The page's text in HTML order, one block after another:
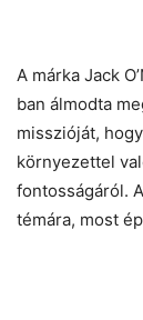
A márka Jack
ban álmodta
misszióját,
környezettel
fontosságáról.
témára, most
Helló! Miben